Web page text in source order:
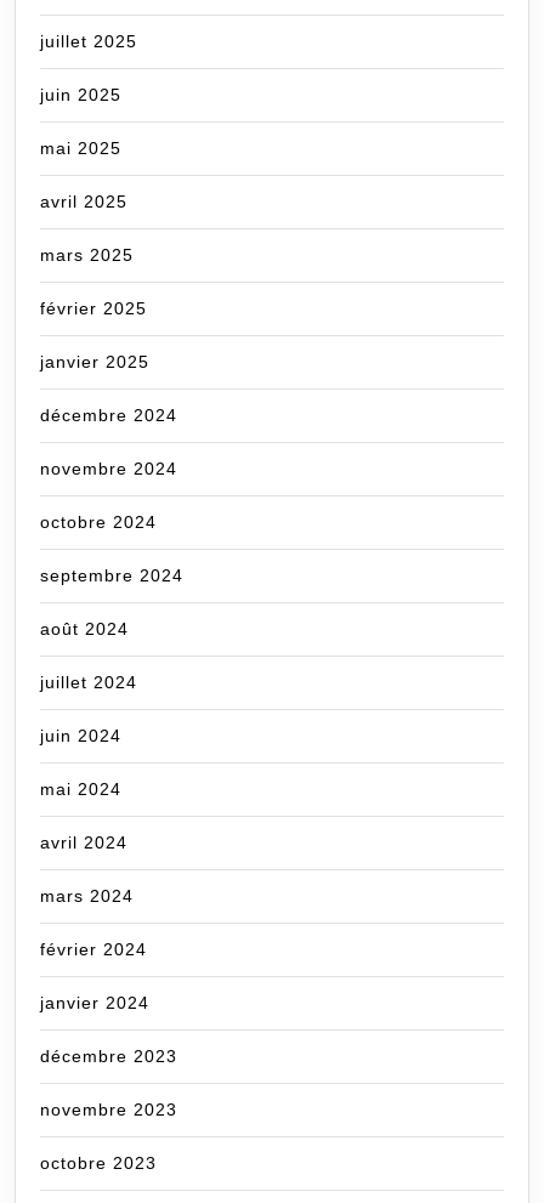
juillet 2025
juin 2025
mai 2025
avril 2025
mars 2025
février 2025
janvier 2025
décembre 2024
novembre 2024
octobre 2024
septembre 2024
août 2024
juillet 2024
juin 2024
mai 2024
avril 2024
mars 2024
février 2024
janvier 2024
décembre 2023
novembre 2023
octobre 2023